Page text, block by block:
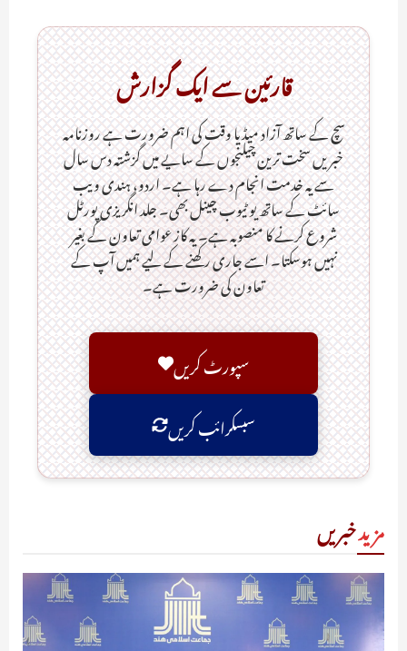
قارئین سے ایک گزارش
سچ کے ساتھ آزاد میڈیا وقت کی اہم ضرورت ہےـ روزنامہ
خبریں سخت ترین چیلنجوں کے سایے میں گزشتہ دس سال
سے یہ خدمت انجام دے رہا ہے۔ اردو، ہندی ویب
سائٹ کے ساتھ یو ٹیوب چینل بھی۔ جلد انگریزی پورٹل
شروع کرنے کا منصوبہ ہے۔ یہ کاز عوامی تعاون کے بغیر
نہیں ہوسکتا۔ اسے جاری رکھنے کے لیے ہمیں آپ کے
تعاون کی ضرورت ہے۔
سپورٹ کریں
سبسکرائب کریں
مزیدخبریں